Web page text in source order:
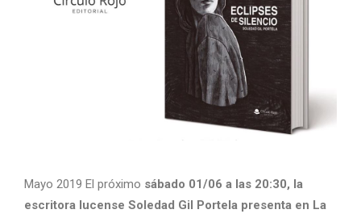
Mayo 2019 El próximo sábado 01/06 a las 20:30, la
escritora lucense Soledad Gil Portela presenta en La